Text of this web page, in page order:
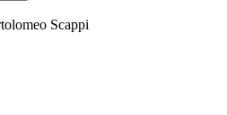
Scappi